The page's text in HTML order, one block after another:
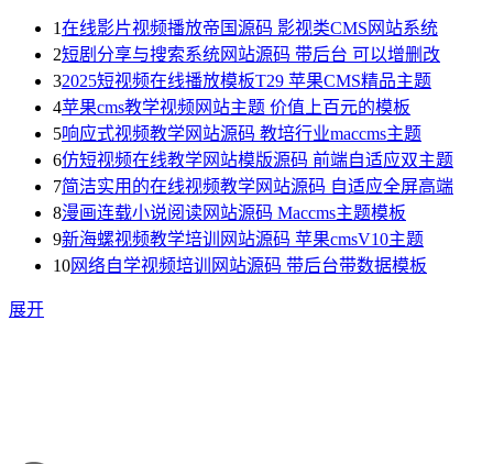
1在线影片视频播放帝国源码 影视类CMS网站系统
2短剧分享与搜索系统网站源码 带后台 可以增删改
32025短视频在线播放模板T29 苹果CMS精品主题
4苹果cms教学视频网站主题 价值上百元的模板
5响应式视频教学网站源码 教培行业maccms主题
6仿短视频在线教学网站模版源码 前端自适应双主题
7简洁实用的在线视频教学网站源码 自适应全屏高端
8漫画连载小说阅读网站源码 Maccms主题模板
9新海螺视频教学培训网站源码 苹果cmsV10主题
10网络自学视频培训网站源码 带后台带数据模板
展开